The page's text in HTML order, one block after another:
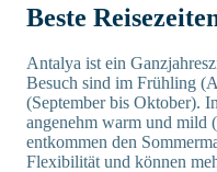
Beste
Antalya ist ein
Besuch sind im Frühling
(September bis Oktober).
angenehm warm und mild
entkommen den
Flexibilität und können